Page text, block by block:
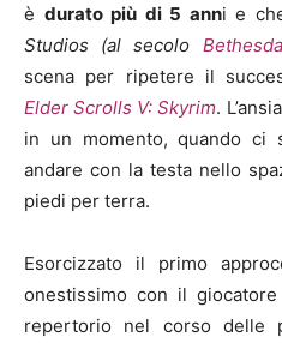
è durato più di 5 anni e
Studios (al secolo
scena per ripetere il
Elder Scrolls V: Skyrim.
in un momento, quando ci
andare con la testa nello
piedi per terra.
Esorcizzato il primo
onestissimo con il
repertorio nel corso delle